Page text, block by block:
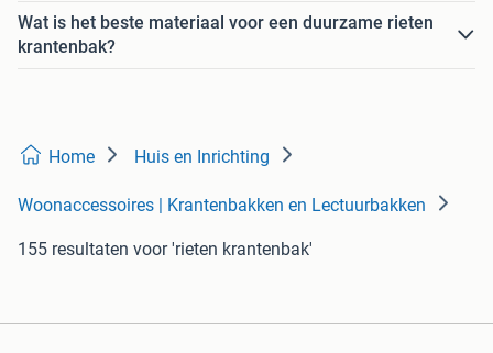
Wat is het beste materiaal voor een duurzame rieten
krantenbak?
Home Huis en Inrichting
Woonaccessoires | Krantenbakken en Lectuurbakken
155 resultaten voor 'rieten krantenbak'